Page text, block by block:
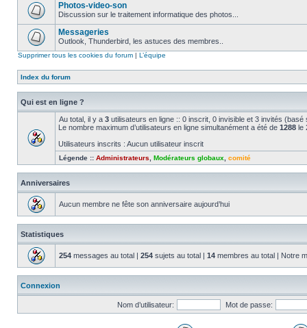
Photos-video-son
Discussion sur le traitement informatique des photos...
Messageries
Outlook, Thunderbird, les astuces des membres..
Supprimer tous les cookies du forum | L’équipe
Index du forum
Qui est en ligne ?
Au total, il y a 3 utilisateurs en ligne :: 0 inscrit, 0 invisible et 3 invités
Le nombre maximum d’utilisateurs en ligne simultanément a été de 1288 le
Utilisateurs inscrits : Aucun utilisateur inscrit
Légende :: Administrateurs Modérateurs globaux comité
Anniversaires
Aucun membre ne fête son anniversaire aujourd’hui
Statistiques
254 messages au total | 254 sujets au total | 14 membres au total | Notre
Connexion
Nom d’utilisateur: Mot de passe: